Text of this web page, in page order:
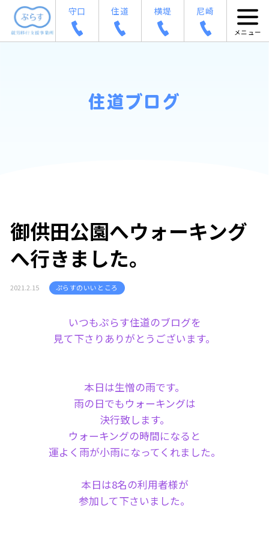
守口 住道 横堤 尼崎
住道ブログ
御供田公園へウォーキング
へ行きました。
2021.2.15 ぷらすのいいところ
いつもぷらす住道のブログを
見て下さりありがとうございます。
本日は生憎の雨です。
雨の日でもウォーキングは
決行致します。
ウォーキングの時間になると
運よく雨が小雨になってくれました。
本日は8名の利用者様が
参加して下さいました。